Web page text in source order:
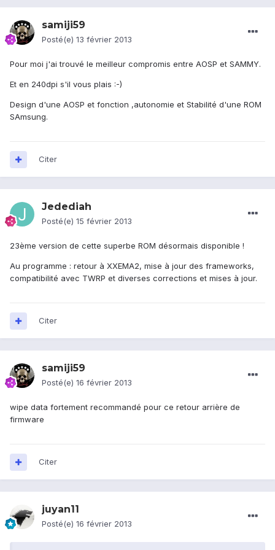
samiji59
Posté(e) 13 février 2013
Pour moi j'ai trouvé le meilleur compromis entre AOSP et SAMMY.
Et en 240dpi s'il vous plais :-)
Design d'une AOSP et fonction ,autonomie et Stabilité d'une ROM
SAmsung.
Citer
Jedediah
Posté(e) 15 février 2013
23ème version de cette superbe ROM désormais disponible !
Au programme : retour à XXEMA2, mise à jour des frameworks,
compatibilité avec TWRP et diverses corrections et mises à jour.
Citer
samiji59
Posté(e) 16 février 2013
wipe data fortement recommandé pour ce retour arrière de
firmware
Citer
juyan11
Posté(e) 16 février 2013